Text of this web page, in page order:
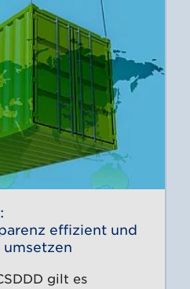
effizient und
gilt es